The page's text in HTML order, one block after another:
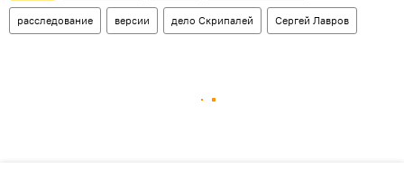
расследование версии дело Скрипалей Сергей Лавров